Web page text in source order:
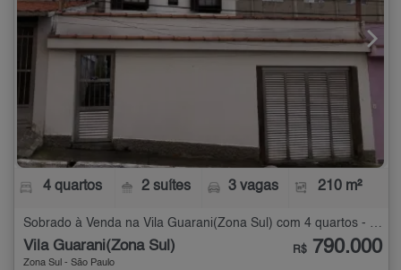
4 quartos 2 suítes 3 vagas 210 m²
Sobrado à Venda na Vila Guarani(Zona Sul) com 4 quartos - 210 m²
Vila Guarani(Zona Sul)
Zona Sul - São Paulo
R$ 790.000